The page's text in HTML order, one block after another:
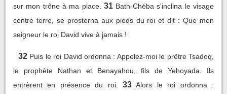
sur mon trône à ma place. 31 Bath-Chéba s'inclina le visage
contre terre, se prosterna aux pieds du roi et dit : Que mon
seigneur le roi David vive à jamais !
32 Puis le roi David ordonna : Appelez-moi le prêtre Tsadoq,
le prophète Nathan et Benayahou, fils de Yehoyada. Ils
entrèrent en présence du roi.
33 Alors le roi ordonna :